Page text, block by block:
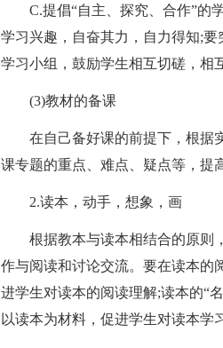
C.提倡“自主、探究、合作”的
学习兴趣，自奋其力，自力得知;
学习小组，鼓励学生相互切磋，相
(3)教材的备课
在自己备好课的前提下，根据
课专题的重点、难点、疑点等，提
2.读本，动手，想象，画
根据教本与读本相结合的原则
作与阅读和讨论交流。要在读本的
进学生对读本的阅读理解;读本的“
以读本为材料，促进学生对读本学